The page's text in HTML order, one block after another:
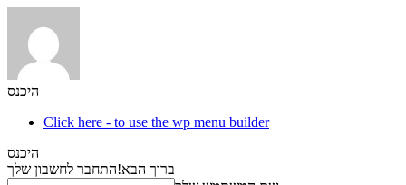
היכנס
Click here - to use the wp menu builder
היכנס
ברוך הבא!התחבר לחשבון שלך